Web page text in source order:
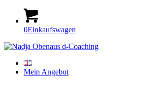
0Einkaufswagen
Mein Angebot